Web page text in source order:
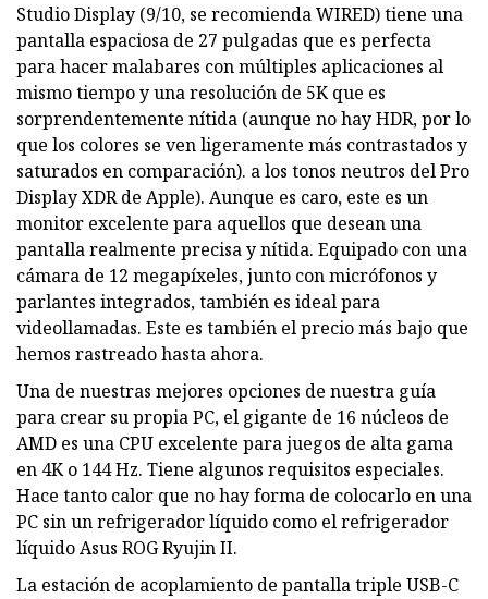
Studio Display (9/10, se recomienda WIRED) tiene una
pantalla espaciosa de 27 pulgadas que es perfecta
para hacer malabares con múltiples aplicaciones al
mismo tiempo y una resolución de 5K que es
sorprendentemente nítida (aunque no hay HDR, por lo
que los colores se ven ligeramente más contrastados y
saturados en comparación). a los tonos neutros del Pro
Display XDR de Apple). Aunque es caro, este es un
monitor excelente para aquellos que desean una
pantalla realmente precisa y nítida. Equipado con una
cámara de 12 megapíxeles, junto con micrófonos y
parlantes integrados, también es ideal para
videollamadas. Este es también el precio más bajo que
hemos rastreado hasta ahora.
Una de nuestras mejores opciones de nuestra guía
para crear su propia PC, el gigante de 16 núcleos de
AMD es una CPU excelente para juegos de alta gama
en 4K o 144 Hz. Tiene algunos requisitos especiales.
Hace tanto calor que no hay forma de colocarlo en una
PC sin un refrigerador líquido como el refrigerador
líquido Asus ROG Ryujin II.
La estación de acoplamiento de pantalla triple USB-C